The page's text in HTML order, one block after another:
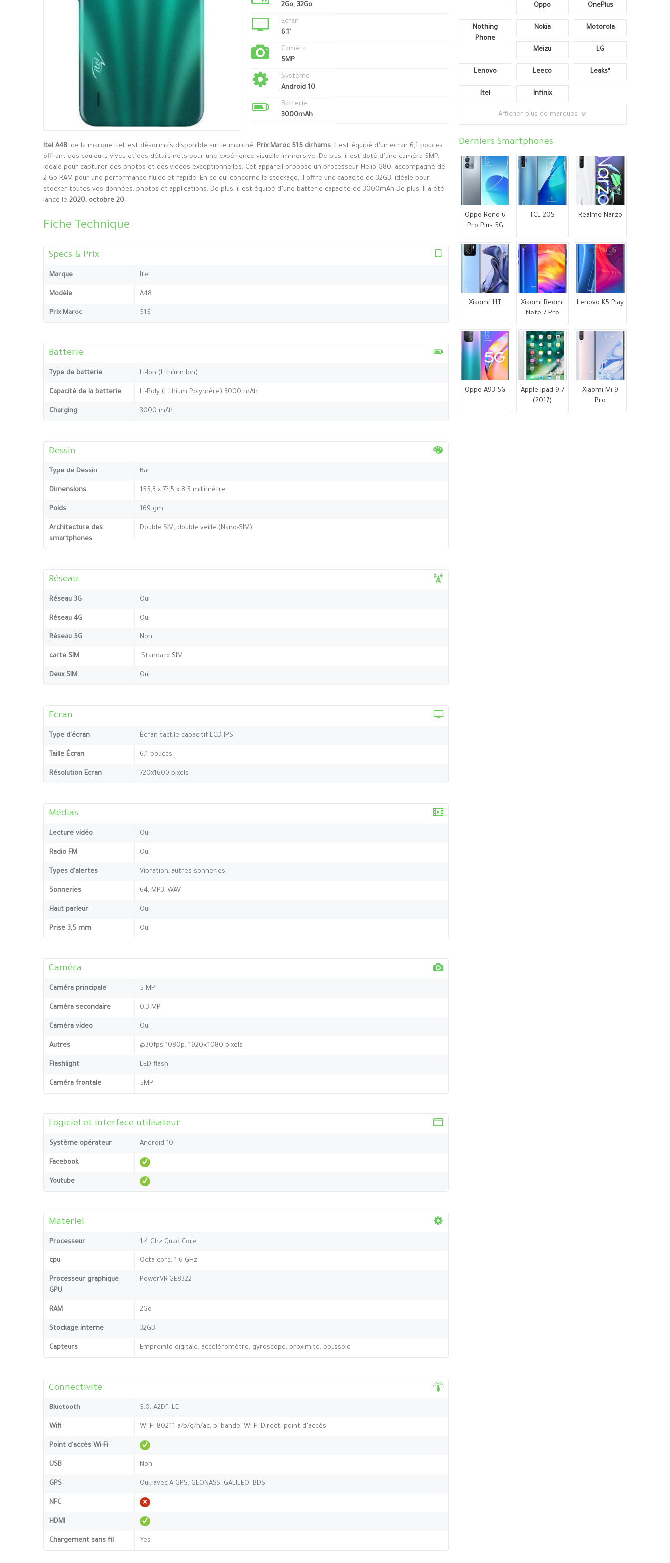
2Go, 32Go
Ecran
6.1"
Caméra
5MP
Système
Android 10
Batterie
3000mAh
Itel A48, de la marque Itel, est désormais disponible sur le marché, Prix Maroc 515 dirhams. Il est équipé d’un écran 6,1 pouces
offrant des couleurs vives et des détails nets pour une expérience visuelle immersive. De plus, il est doté d’une caméra 5MP,
idéale pour capturer des photos et des vidéos exceptionnelles. Cet appareil propose un processeur Helio G80, accompagné de
2 Go RAM pour une performance fluide et rapide. En ce qui concerne le stockage, il offre une capacité de 32GB, idéale pour
stocker toutes vos données, photos et applications. De plus, il est équipé d’une batterie capacité de 3000mAh De plus, Il a été
lancé le 2020, octobre 20
Fiche Technique
Specs & Prix
Marque Itel
Modèle A48
Prix Maroc 515
Batterie
Type de batterie Li-Ion (Lithium Ion)
Capacité de la batterie Li-Poly (Lithium Polymère) 3000 mAh
Charging 3000 mAh
Dessin
Type de Dessin Bar
Dimensions 155,3 x 73,5 x 8,5 millimètre
Poids 169 gm
Architecture des
smartphones
Double SIM, double veille (Nano-SIM)
Réseau
Réseau 3G Oui
Réseau 4G Oui
Réseau 5G Non
carte SIM `Standard SIM
Deux SIM Oui
Ecran
Type d'écran Écran tactile capacitif LCD IPS
Taille Écran 6,1 pouces
Résolution Ecran 720x1600 pixels
Médias
Lecture vidéo Oui
Radio FM Oui
Types d'alertes Vibration, autres sonneries
Sonneries 64, MP3, WAV
Haut parleur Oui
Prise 3,5 mm Oui
Caméra
Caméra principale 5 MP
Caméra secondaire 0,3 MP
Caméra video Oui
Autres @30fps 1080p, 1920×1080 pixels
Flashlight LED flash
Caméra frontale 5MP
Logiciel et interface utilisateur
Système opérateur Android 10
Facebook
Youtube
Matériel
Processeur 1.4 Ghz Quad Core
cpu Octa-core, 1.6 GHz
Processeur graphique
GPU
PowerVR GE8322
RAM 2Go
Stockage interne 32GB
Capteurs Empreinte digitale, accéléromètre, gyroscope, proximité, boussole
Connectivité
Bluetooth 5.0, A2DP, LE
Wifi Wi-Fi 802.11 a/b/g/n/ac, bi-bande, Wi-Fi Direct, point d’accès
Point d'accès Wi-Fi
USB Non
GPS Oui, avec A-GPS, GLONASS, GALILEO, BDS
NFC
HDMI
Chargement sans fil Yes
Oppo OnePlus
Nothing
Phone
Nokia Motorola
Meizu LG
Lenovo Leeco Leaks*
Itel Infinix
Afficher plus de marques
Derniers Smartphones
Oppo Reno 6
Pro Plus 5G
TCL 20S Realme Narzo
Xiaomi 11T
Xiaomi Redmi
Note 7 Pro
Lenovo K5 Play
Oppo A93 5G
Apple Ipad 9 7
(2017)
Xiaomi Mi 9
Pro